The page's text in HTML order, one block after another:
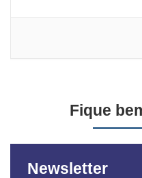
Fique
Newsletter